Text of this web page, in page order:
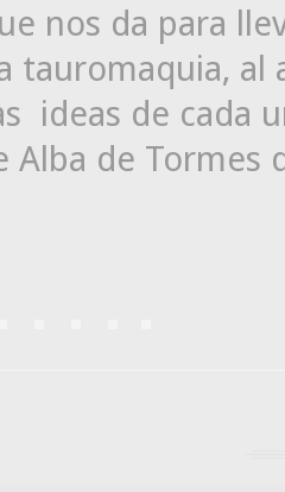
nos da para
tauromaquia, al
ideas de cada
Alba de Tormes